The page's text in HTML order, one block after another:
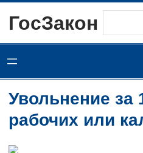
содержимому
ГосЗакон
Увольнение за
рабочих или